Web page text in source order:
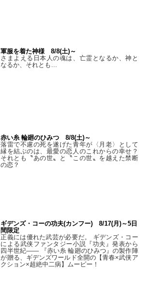
軍服を着た神様 8/8(土)～
さまよえる日本人の魂は、亡霊となるか、神と
なるか、それとも…
赤い糸 輪廻のひみつ 8/8(土)～
落雷で不慮の死を遂げた青年が〈月老〉として
縁を結ぶのは、最愛の恋人のこれからの幸せ？
それとも〝あの世〟と〝この世〟を越えた禁断
の恋？
ギデンズ・コーの功夫(カンフー) 8/17(月)～5日
間限定
正義には優れた武芸が必要だ。 ギデンズ・コー
による武侠ファンタジー小説『功夫』発表から
四半世紀―― 『赤い糸 輪廻のひみつ』の製作陣
が贈る、ギデンズワールド全開の【青春×武侠ア
クション×超絶中二病】ムービー！